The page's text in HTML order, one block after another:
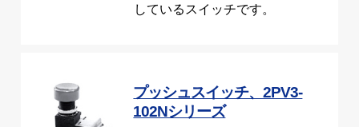
しているスイッチです。
プッシュスイッチ、2PV3-
102Nシリーズ